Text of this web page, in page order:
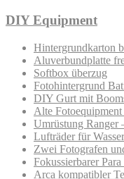
DIY Equipment
Hintergrundkarton
Aluverbundplatte
Softbox überzug
Fotohintergrund
DIY Gurt mit
Alte
Umrüstung
Lufträder für
Zwei Fotografen
Fokussierbarer
Arca kompatibler